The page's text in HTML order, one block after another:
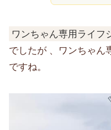
ワンちゃん専用ライフ
でしたが 、ワンちゃん
ですね。